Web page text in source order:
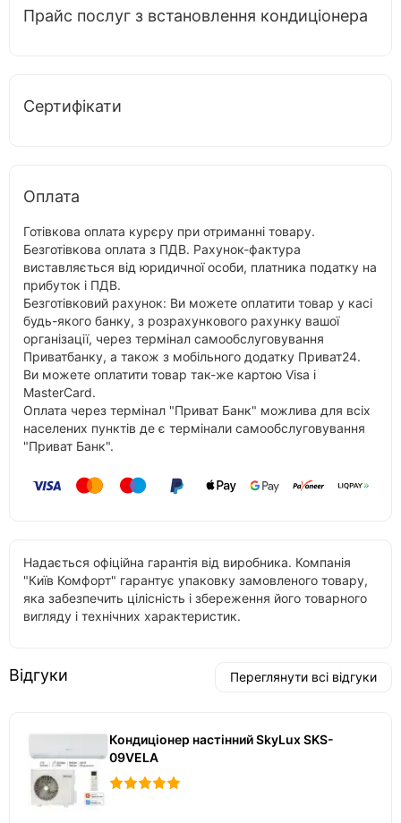
Прайс послуг з встановлення кондиціонера
Сертифікати
Оплата
Готівкова оплата курєру при отриманні товару.
Безготівкова оплата з ПДВ. Рахунок-фактура
виставляється від юридичної особи, платника податку на
прибуток і ПДВ.
Безготівковий рахунок: Ви можете оплатити товар у касі
будь-якого банку, з розрахункового рахунку вашої
організації, через термінал самообслуговування
Приватбанку, а також з мобільного додатку Приват24.
Ви можете оплатити товар так-же картою Visa і
MasterCard.
Оплата через термінал "Приват Банк" можлива для всіх
населених пунктів де є термінали самообслуговування
"Приват Банк".
Надається офіційна гарантія від виробника. Компанія
"Київ Комфорт" гарантує упаковку замовленого товару,
яка забезпечить цілісність і збереження його товарного
вигляду і технічних характеристик.
Відгуки Переглянути всі відгуки
Кондиціонер настінний SkyLux SKS-
09VELA